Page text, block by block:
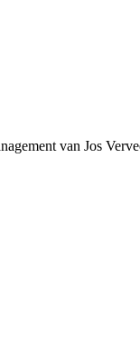
van Jos